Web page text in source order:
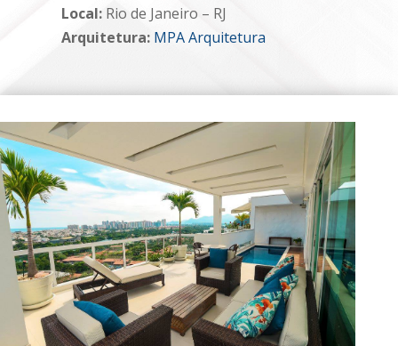
Local:Rio de Janeiro – RJ
Arquitetura: MPA Arquitetura